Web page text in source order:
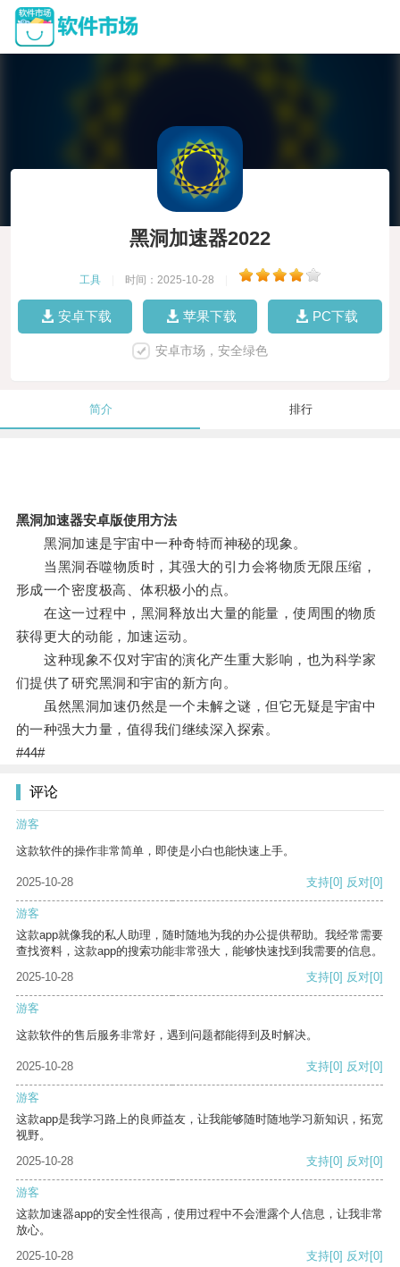
黑洞加速器2022
工具 时间：2025-10-28
安卓下载 苹果下载 PC下载
安卓市场，安全绿色
简介 排行
黑洞加速器安卓版使用方法
黑洞加速是宇宙中一种奇特而神秘的现象。
当黑洞吞噬物质时，其强大的引力会将物质无限压缩，
形成一个密度极高、体积极小的点。
在这一过程中，黑洞释放出大量的能量，使周围的物质
获得更大的动能，加速运动。
这种现象不仅对宇宙的演化产生重大影响，也为科学家
们提供了研究黑洞和宇宙的新方向。
虽然黑洞加速仍然是一个未解之谜，但它无疑是宇宙中
的一种强大力量，值得我们继续深入探索。
#44#
评论
游客
这款软件的操作非常简单，即使是小白也能快速上手。
2025-10-28 支持[0] 反对[0]
游客
这款app就像我的私人助理，随时随地为我的办公提供帮助。我经常需要
查找资料，这款app的搜索功能非常强大，能够快速找到我需要的信息。
2025-10-28
支持[0] 反对[0]
游客
这款软件的售后服务非常好，遇到问题都能得到及时解决。
2025-10-28 支持[0] 反对[0]
游客
这款app是我学习路上的良师益友，让我能够随时随地学习新知识，拓宽
视野。
2025-10-28
支持[0] 反对[0]
游客
这款加速器app的安全性很高，使用过程中不会泄露个人信息，让我非常
放心。
2025-10-28
支持[0] 反对[0]